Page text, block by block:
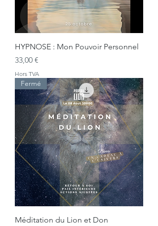
HYPNOSE : Mon Pouvoir Personnel
Prix
33,00 €
Hors TVA
Fermé
Méditation du Lion et Don